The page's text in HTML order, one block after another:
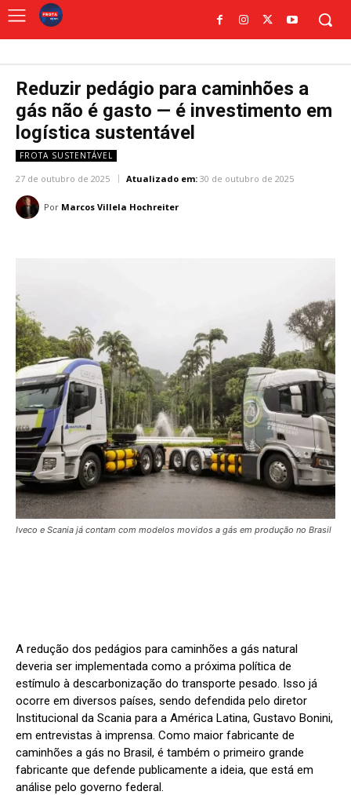
Reduzir pedágio para caminhões a
gás não é gasto — é investimento em
logística sustentável
FROTA SUSTENTÁVEL
27 de outubro de 2025 Atualizado em: 30 de outubro de 2025
Por Marcos Villela Hochreiter
Iveco e Scania já contam com modelos movidos a gás em produção no Brasil
A redução dos pedágios para caminhões a gás natural
deveria ser implementada como a próxima política de
estímulo à descarbonização do transporte pesado. Isso já
ocorre em diversos países, sendo defendida pelo diretor
Institucional da Scania para a América Latina, Gustavo Bonini,
em entrevistas à imprensa. Como maior fabricante de
caminhões a gás no Brasil, é também o primeiro grande
fabricante que defende publicamente a ideia, que está em
análise pelo governo federal.